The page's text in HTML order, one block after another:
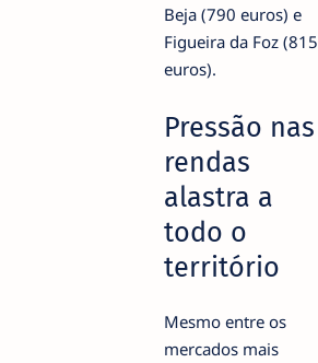
Beja (790 euros) e
Figueira da Foz (815
euros).
Pressão nas
rendas
alastra a
todo o
território
Mesmo entre os
mercados mais